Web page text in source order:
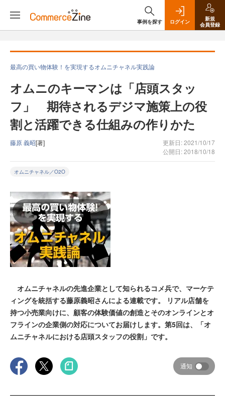
事例を探す ログイン
新規
会員登録
最高の買い物体験！を実現するオムニチャネル実践論
オムニのキーマンは「店頭スタッ
フ」 期待されるデジマ施策上の役
割と活躍できる仕組みの作りかた
藤原 義昭[著]
更新日: 2021/10/17
公開日: 2018/10/18
オムニチャネル／O2O
オムニチャネルの先進企業として知られるコメ兵で、マーケテ
ィングを統括する藤原義昭さんによる連載です。 リアル店舗を
持つ小売業向けに、顧客の体験価値の創造とそのオンラインとオ
フラインの企業側の対応についてお届けします。第5回は、「オ
ムニチャネルにおける店頭スタッフの役割」です。
通知